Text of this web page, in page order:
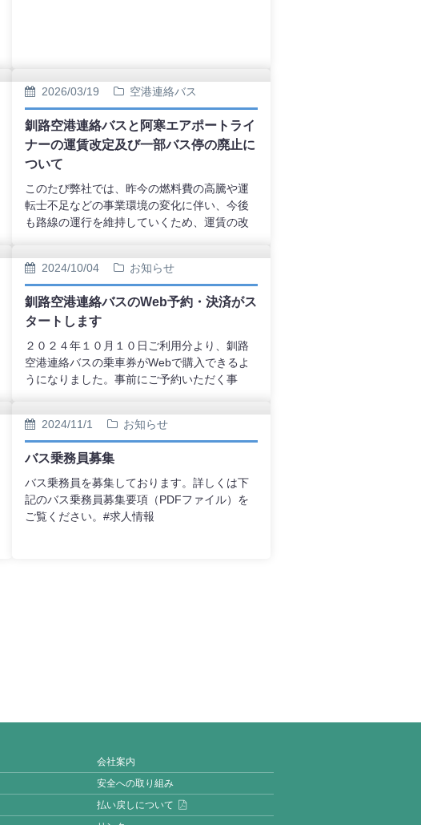
2026/03/19 空港連絡バス
釧路空港連絡バスと阿寒エアポートライ
ナーの運賃改定及び一部バス停の廃止に
ついて
このたび弊社では、昨今の燃料費の高騰や運
転士不足などの事業環境の変化に伴い、今後
も路線の運行を維持していくため、運賃の改
実施させていただくこととなりました。ご利
用のお客様にはご負担をおかけいたします
が、何卒ご理解賜りますようお願い申し上げ
ます。
2024/10/04 お知らせ
釧路空港連絡バスのWeb予約・決済がス
タートします
２０２４年１０月１０日ご利用分より、釧路
空港連絡バスの乗車券がWebで購入できるよ
うになりました。事前にご予約いただく事
降りて、自動販売機に並ばずにバスへご乗車
いただけます。バス降車の際にご予約返信メ
ールにあるQRをバス乗務員へご提示いただ
き、乗務員が読み取ることでスムーズにご利
用いただけます。釧路空港～釧路市街地の９
５０円区間（両方向）で運用を開始します。
途中区間では従来通りの運用になります。従
2024/11/1 お知らせ
バス乗務員募集
バス乗務員を募集しております。詳しくは下
記のバス乗務員募集要項（PDFファイル）を
ご覧ください。#求人情報
会社案内
安全への取り組み
払い戻しについて